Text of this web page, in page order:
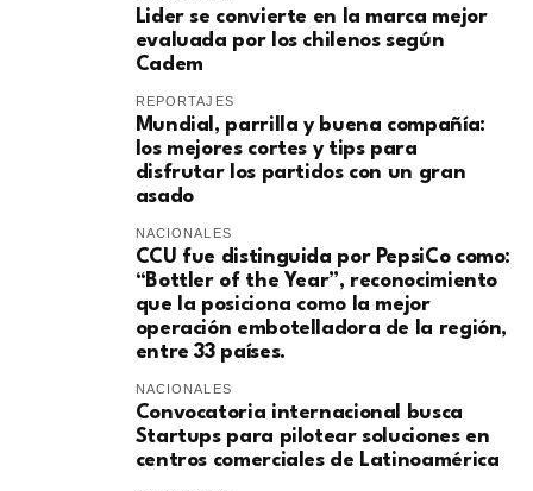
Lider se convierte en la marca mejor
evaluada por los chilenos según
Cadem
REPORTAJES
Mundial, parrilla y buena compañía:
los mejores cortes y tips para
disfrutar los partidos con un gran
asado
NACIONALES
CCU fue distinguida por PepsiCo como:
“Bottler of the Year”, reconocimiento
que la posiciona como la mejor
operación embotelladora de la región,
entre 33 países.
NACIONALES
Convocatoria internacional busca
Startups para pilotear soluciones en
centros comerciales de Latinoamérica